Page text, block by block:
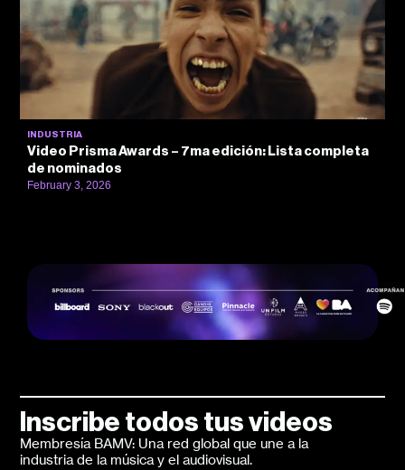
INDUSTRIA
Video Prisma Awards – 7ma edición: Lista completa
de nominados
February 3, 2026
Inscribe todos tus videos
Membresía BAMV: Una red global que une a la
industria de la música y el audiovisual.